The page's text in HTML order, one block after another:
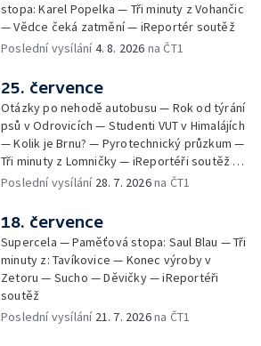
stopa: Karel Popelka — Tři minuty z Vohančic
— Vědce čeká zatmění — iReportér soutěž
Poslední vysílání4. 8. 2026 na ČT1
25. července
Otázky po nehodě autobusu — Rok od týrání
psů v Odrovicích — Studenti VUT v Himalájích
— Kolik je Brnu? — Pyrotechnický průzkum —
Tři minuty z Lomničky — iReportéři soutěž —
Bez komentáře: Kontroly na NOvých Mlýnech
Poslední vysílání 28. 7. 2026na ČT1
18. července
Supercela — Paměťová stopa: Saul Blau — Tři
minuty z: Tavíkovice — Konec výroby v
Zetoru — Sucho — Děvičky — iReportéři
soutěž
Poslední vysílání 21. 7. 2026na ČT1